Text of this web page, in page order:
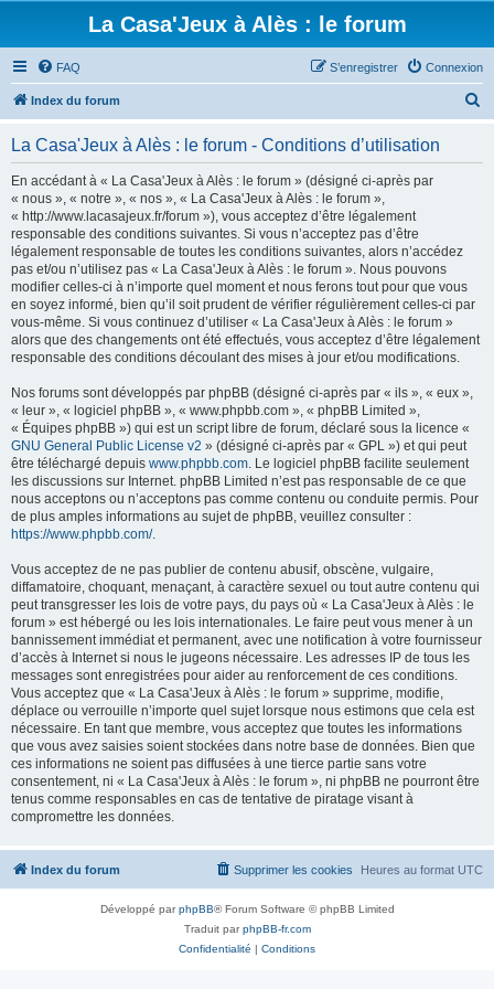
La Casa'Jeux à Alès : le forum
FAQ Connexion
S’enregistrer
Index du forum
La Casa'Jeux à Alès : le forum - Conditions d’utilisation
En accédant à « La Casa'Jeux à Alès : le forum » (désigné ci-après par
« nous », « notre », « nos », « La Casa'Jeux à Alès : le forum »,
« http://www.lacasajeux.fr/forum »), vous acceptez d’être légalement
responsable des conditions suivantes. Si vous n’acceptez pas d’être
légalement responsable de toutes les conditions suivantes, alors n’accédez
pas et/ou n’utilisez pas « La Casa'Jeux à Alès : le forum ». Nous pouvons
modifier celles-ci à n’importe quel moment et nous ferons tout pour que vous
en soyez informé, bien qu’il soit prudent de vérifier régulièrement celles-ci par
vous-même. Si vous continuez d’utiliser « La Casa'Jeux à Alès : le forum »
alors que des changements ont été effectués, vous acceptez d’être légalement
responsable des conditions découlant des mises à jour et/ou modifications.
Nos forums sont développés par phpBB (désigné ci-après par « ils », « eux »,
« leur », « logiciel phpBB », « www.phpbb.com », « phpBB Limited »,
« Équipes phpBB ») qui est un script libre de forum, déclaré sous la licence «
GNU General Public License v2 » (désigné ci-après par « GPL ») et qui peut
être téléchargé depuis www.phpbb.com. Le logiciel phpBB facilite seulement
les discussions sur Internet. phpBB Limited n’est pas responsable de ce que
nous acceptons ou n’acceptons pas comme contenu ou conduite permis. Pour
de plus amples informations au sujet de phpBB, veuillez consulter :
https://www.phpbb.com/.
Vous acceptez de ne pas publier de contenu abusif, obscène, vulgaire,
diffamatoire, choquant, menaçant, à caractère sexuel ou tout autre contenu qui
peut transgresser les lois de votre pays, du pays où « La Casa'Jeux à Alès : le
forum » est hébergé ou les lois internationales. Le faire peut vous mener à un
bannissement immédiat et permanent, avec une notification à votre fournisseur
d’accès à Internet si nous le jugeons nécessaire. Les adresses IP de tous les
messages sont enregistrées pour aider au renforcement de ces conditions.
Vous acceptez que « La Casa'Jeux à Alès : le forum » supprime, modifie,
déplace ou verrouille n’importe quel sujet lorsque nous estimons que cela est
nécessaire. En tant que membre, vous acceptez que toutes les informations
que vous avez saisies soient stockées dans notre base de données. Bien que
ces informations ne soient pas diffusées à une tierce partie sans votre
consentement, ni « La Casa'Jeux à Alès : le forum », ni phpBB ne pourront être
tenus comme responsables en cas de tentative de piratage visant à
compromettre les données.
Index du forum Heures au format UTC
Supprimer les cookies
Développé parphpBB® Forum Software © phpBB Limited
Traduit parphpBB-fr.com
Confidentialité | Conditions